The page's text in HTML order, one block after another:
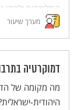
התלמידים
ובתהליך הכנתו
בדימויים. מתוך
לגבי חג
מערך שיעור
דמוקרטיה
מה מקומה של
היהודית-